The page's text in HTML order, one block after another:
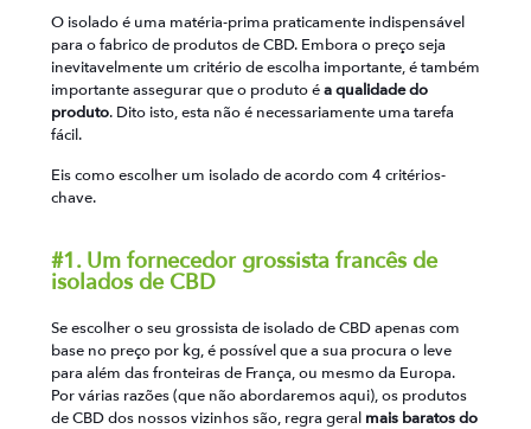
O isolado é uma matéria-prima praticamente indispensável
para o fabrico de produtos de CBD. Embora o preço seja
inevitavelmente um critério de escolha importante, é também
importante assegurar que o produto éa qualidade do
produto. Dito isto, esta não é necessariamente uma tarefa
fácil.
Eis como escolher um isolado de acordo com 4 critérios-
chave.
#1. Um fornecedor grossista francês de
isolados de CBD
Se escolher o seu grossista de isolado de CBD apenas com
base no preço por kg, é possível que a sua procura o leve
para além das fronteiras de França, ou mesmo da Europa.
Por várias razões (que não abordaremos aqui), os produtos
de CBD dos nossos vizinhos são, regra geral mais baratos do